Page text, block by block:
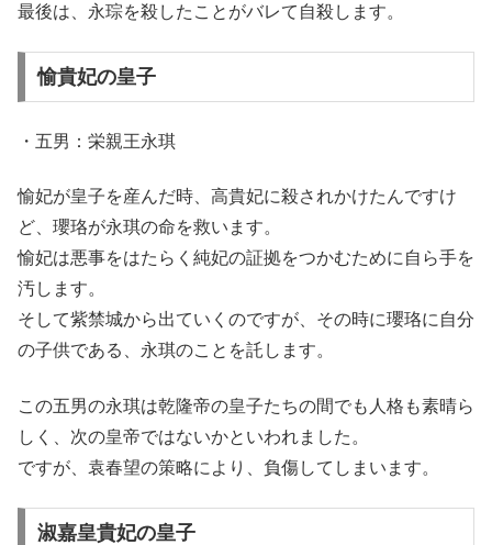
最後は、永琮を殺したことがバレて自殺します。
愉貴妃の皇子
・五男：栄親王永琪
愉妃が皇子を産んだ時、高貴妃に殺されかけたんですけ
ど、瓔珞が永琪の命を救います。
愉妃は悪事をはたらく純妃の証拠をつかむために自ら手を
汚します。
そして紫禁城から出ていくのですが、その時に瓔珞に自分
の子供である、永琪のことを託します。
この五男の永琪は乾隆帝の皇子たちの間でも人格も素晴ら
しく、次の皇帝ではないかといわれました。
ですが、袁春望の策略により、負傷してしまいます。
淑嘉皇貴妃の皇子